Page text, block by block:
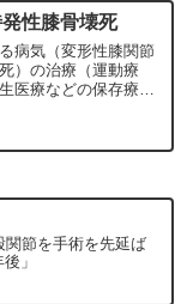
術を専門）の塗山正
す。
性膝骨壊死
病気（変形性膝関節
）の治療（運動療
医療などの保存療
術を専門）の塗山正
節を手術を先延ば
」